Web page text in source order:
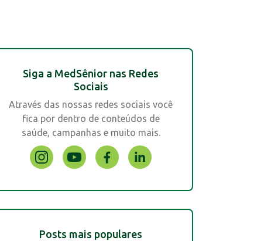
Siga a MedSênior nas Redes
Sociais
Através das nossas redes sociais você
fica por dentro de conteúdos de
saúde, campanhas e muito mais.
Posts mais populares